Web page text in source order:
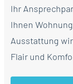
Ihr
Ihnen
Ausstattung
Flair und